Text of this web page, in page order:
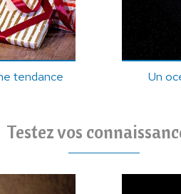
tendance
Un
Testez vos